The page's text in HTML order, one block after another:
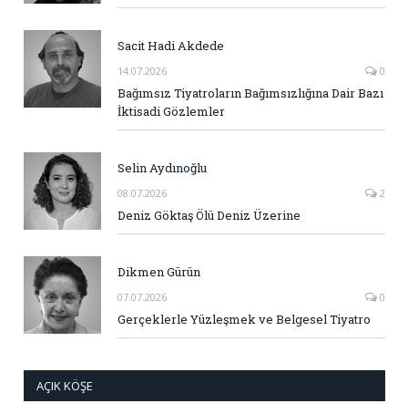
Sacit Hadi Akdede
14.07.2026 0
Bağımsız Tiyatroların Bağımsızlığına Dair Bazı
İktisadi Gözlemler
Selin Aydınoğlu
08.07.2026 2
Deniz Göktaş Ölü Deniz Üzerine
Dikmen Gürün
07.07.2026 0
Gerçeklerle Yüzleşmek ve Belgesel Tiyatro
AÇIK KÖŞE